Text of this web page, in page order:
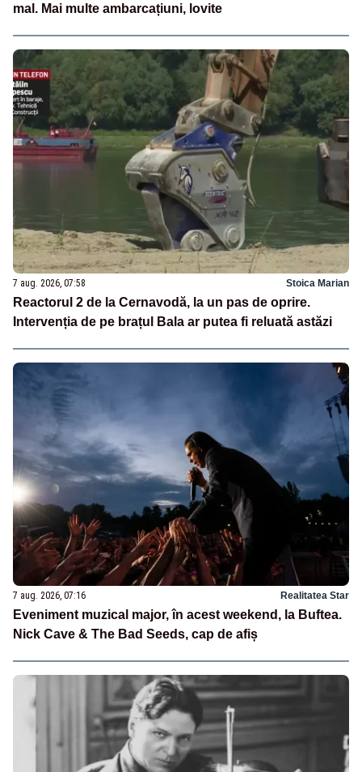
mal. Mai multe ambarcațiuni, lovite
7 aug. 2026, 07:58 Stoica Marian
Reactorul 2 de la Cernavodă, la un pas de oprire.
Intervenția de pe brațul Bala ar putea fi reluată astăzi
7 aug. 2026, 07:16 Realitatea Star
Eveniment muzical major, în acest weekend, la Buftea.
Nick Cave & The Bad Seeds, cap de afiș